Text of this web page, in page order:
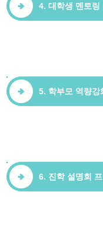
4. 대학생 멘토링
5. 학부모 역량강
6. 진학 설명회